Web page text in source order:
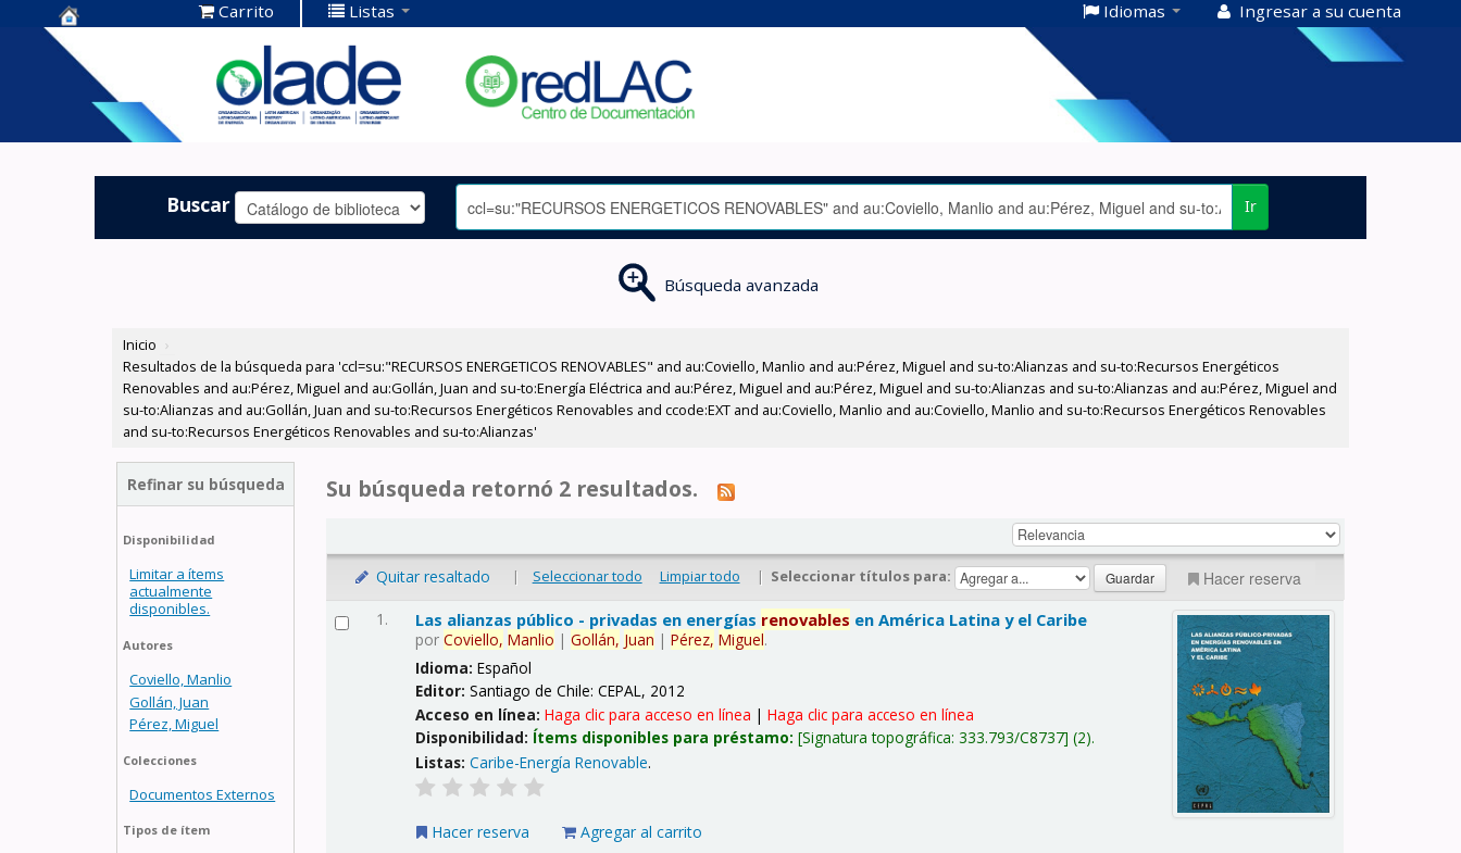
Centro de
Documentación
OLADE -
Carrito Listas Idiomas Ingresar a su cuenta
Buscar Ir
Búsqueda avanzada
Inicio ›
Resultados de la búsqueda para 'ccl=su:"RECURSOS ENERGETICOS RENOVABLES" and au:Coviello, Manlio and au:Pérez, Miguel and su-to:Alianzas and su-to:Recursos Energéticos
Renovables and au:Pérez, Miguel and au:Gollán, Juan and su-to:Energía Eléctrica and au:Pérez, Miguel and au:Pérez, Miguel and su-to:Alianzas and su-to:Alianzas and au:Pérez, Miguel and
su-to:Alianzas and au:Gollán, Juan and su-to:Recursos Energéticos Renovables and ccode:EXT and au:Coviello, Manlio and au:Coviello, Manlio and su-to:Recursos Energéticos Renovables
and su-to:Recursos Energéticos Renovables and su-to:Alianzas'
Refinar su búsqueda
Disponibilidad
Limitar a ítems
actualmente
disponibles.
Autores
Coviello, Manlio
Gollán, Juan
Pérez, Miguel
Colecciones
Documentos Externos
Tipos de ítem
Su búsqueda retornó 2 resultados.
Quitar resaltado | Seleccionar todo Limpiar todo | Seleccionar títulos para: Hacer reserva
1. Las alianzas público - privadas en energías renovables en América Latina y el Caribe
porCoviello, Manlio |Gollán, Juan |Pérez, Miguel.
Idioma:Español
Editor:Santiago de Chile: CEPAL, 2012
Acceso en línea:Haga clic para acceso en línea |Haga clic para acceso en línea
Disponibilidad: Ítems disponibles para préstamo: Signatura topográfica:333.793/C8737 (2).
Listas: Caribe-Energía Renovable.
Hacer reserva Agregar al carrito